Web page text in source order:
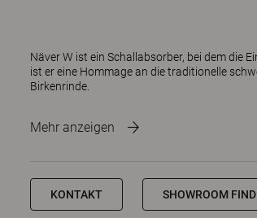
Näver W ist ein Schallabsorber, bei dem die
ist er eine Hommage an die traditionelle
Birkenrinde.
Mehr anzeigen
KONTAKT SHOWROOM